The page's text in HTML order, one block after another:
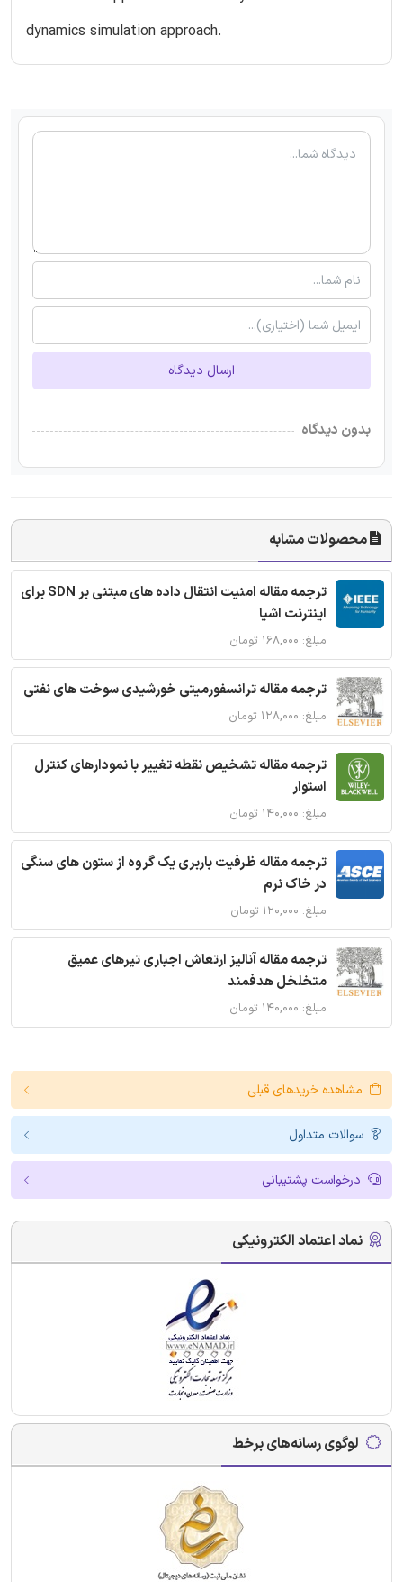
dynamics simulation approach.
ارسال دیدگاه
بدون دیدگاه
محصولات مشابه
ترجمه مقاله امنیت انتقال داده های مبتنی بر SDN برای
اینترنت اشیا
مبلغ: ۱۶۸,۰۰۰ تومان
ترجمه مقاله ترانسفورمیتی خورشیدی سوخت های نفتی
مبلغ: ۱۲۸,۰۰۰ تومان
ترجمه مقاله تشخیص نقطه تغییر با نمودارهای کنترل
استوار
مبلغ: ۱۴۰,۰۰۰ تومان
ترجمه مقاله ظرفیت باربری یک گروه از ستون های سنگی
در خاک نرم
مبلغ: ۱۲۰,۰۰۰ تومان
ترجمه مقاله آنالیز ارتعاش اجباری تیرهای عمیق
متخلخل هدفمند
مبلغ: ۱۴۰,۰۰۰ تومان
مشاهده خریدهای قبلی
سوالات متداول
درخواست پشتیبانی
نماد اعتماد الکترونیکی
لوگوی رسانه‌های برخط